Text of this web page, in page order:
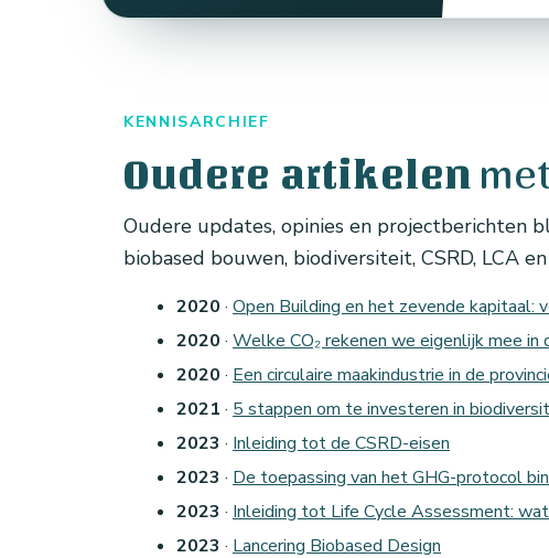
KENNISARCHIEF
Oudere artikelen
Oudere updates, opinies en projectberichten
biobased bouwen, biodiversiteit, CSRD, LCA
2020 · Open Building en het zevende kapitaal:
2020 · Welke CO₂ rekenen we eigenlijk mee in
2020 · Een circulaire maakindustrie in de
2021 · 5 stappen om te investeren in
2023 · Inleiding tot de CSRD-eisen
2023 · De toepassing van het GHG-protocol
2023 · Inleiding tot Life Cycle Assessment: wat
2023 · Lancering Biobased Design